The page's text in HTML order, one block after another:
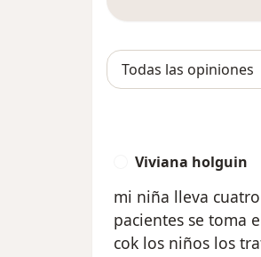
Viviana holguin
mi niña lleva
pacientes se toma
cok los niños los